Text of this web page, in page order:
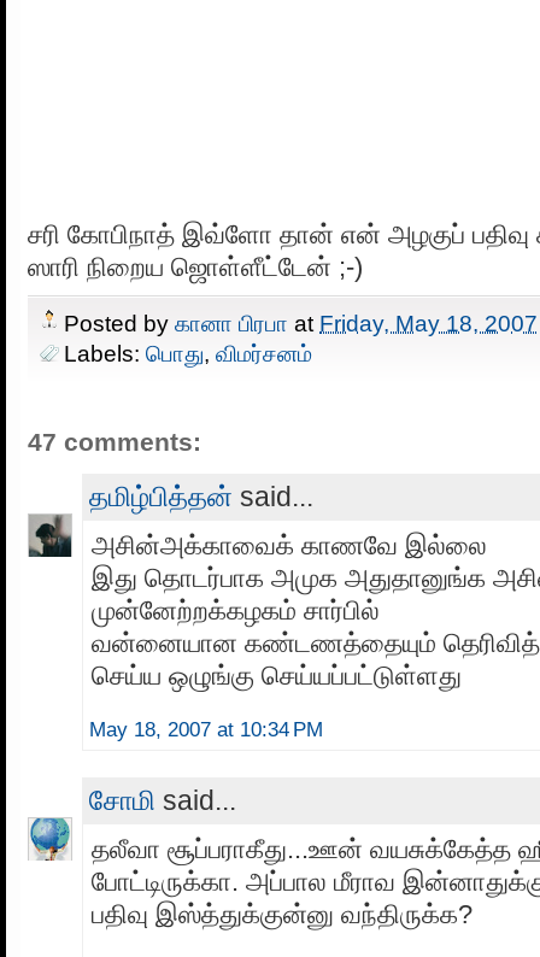
சரி கோபிநாத் இவ்ளோ தான் என் அழகுப் பதிவு
ஸாரி நிறைய ஜொள்ளீட்டேன் ;-)
Posted by கானா பிரபா at Friday, May 18, 2007
Labels: பொது, விமர்சனம்
47 comments:
தமிழ்பித்தன் said...
அசின்அக்காவைக் காணவே இல்லை
இது தொடர்பாக அமுக அதுதானுங்க
முன்னேற்றக்கழகம் சார்பில்
வன்னையான கண்டணத்தையும்
செய்ய ஒழுங்கு செய்யப்பட்டுள்ளது
May 18, 2007 at 10:34 PM
சோமி said...
தலீவா சூப்பராகீது...ஊன் வயசுக்கேத்த
போட்டிருக்கா. அப்பால மீராவ
பதிவு இஸ்த்துக்குன்னு வந்திருக்க?